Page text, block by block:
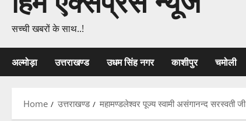
सच्ची खबरों के साथ..!
अल्मोड़ा उत्तराखण्ड उधम सिंह नगर काशीपुर चमोली
Home उत्तराखण्ड महामण्डलेश्वर पूज्य स्वामी असंगानन्द सरस्वती